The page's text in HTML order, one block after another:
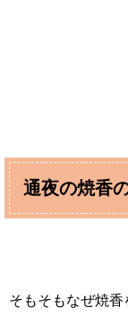
通夜の焼香
そもそもなぜ焼